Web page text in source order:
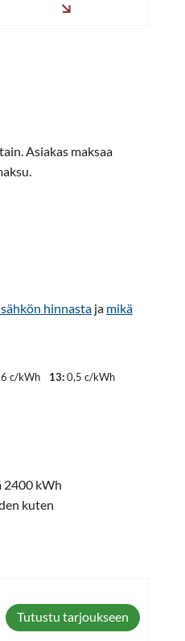
Asiakas maksaa
hinnasta ja mikä
c/kWh 13:0,5 c/kWh
2400 kWh
kuten
Tutustu tarjoukseen